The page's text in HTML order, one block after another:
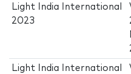
Light India International
2023
Light India International